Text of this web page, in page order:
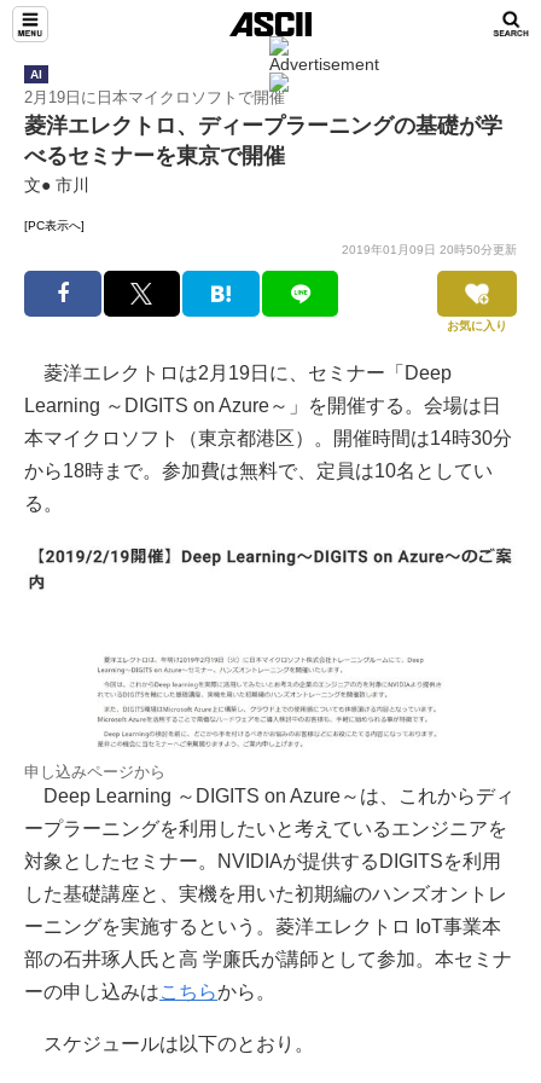
AI
2月19日に日本マイクロソフトで開催
菱洋エレクトロ、ディープラーニングの基礎が学
べるセミナーを東京で開催
文● 市川
[PC表示へ]
2019年01月09日 20時50分更新
お気に入り
菱洋エレクトロは2月19日に、セミナー「Deep
Learning ～DIGITS on Azure～」を開催する。会場は日
本マイクロソフト（東京都港区）。開催時間は14時30分
から18時まで。参加費は無料で、定員は10名としてい
る。
申し込みページから
Deep Learning ～DIGITS on Azure～は、これからディ
ープラーニングを利用したいと考えているエンジニアを
対象としたセミナー。NVIDIAが提供するDIGITSを利用
した基礎講座と、実機を用いた初期編のハンズオントレ
ーニングを実施するという。菱洋エレクトロ IoT事業本
部の石井琢人氏と高 学廉氏が講師として参加。本セミナ
ーの申し込みはこちらから。
スケジュールは以下のとおり。